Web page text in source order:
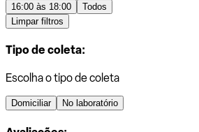
16:00 às 18:00
Todos
Limpar filtros
Tipo de coleta:
Escolha o tipo de coleta
Domiciliar No laboratório